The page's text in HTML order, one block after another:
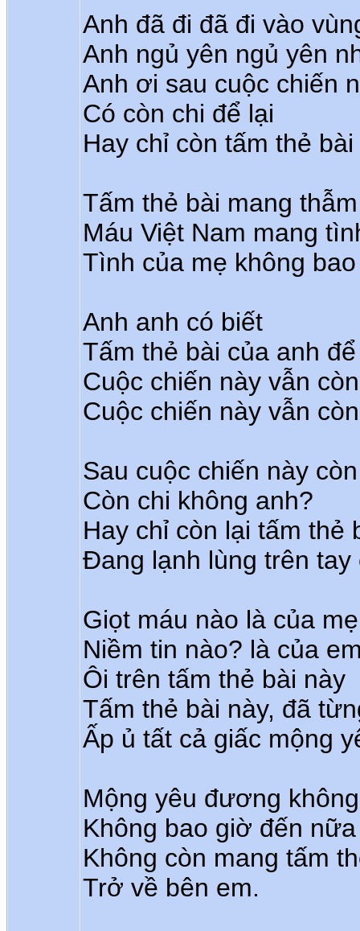
Anh đã đi đã đi vào
Anh ngủ yên ngủ yên
Anh ơi sau cuộc chiến
Có còn chi để lại
Hay chỉ còn tấm thẻ
Tấm thẻ bài mang
Máu Việt Nam mang
Tình của mẹ không
Anh anh có biết
Tấm thẻ bài của anh
Cuộc chiến này vẫn
Cuộc chiến này vẫn
Sau cuộc chiến này
Còn chi không anh?
Hay chỉ còn lại tấm thẻ
Đang lạnh lùng trên tay
Giọt máu nào là của mẹ
Niềm tin nào? là của
Ôi trên tấm thẻ bài này
Tấm thẻ bài này, đã
Ấp ủ tất cả giấc mộng
Mộng yêu đương
Không bao giờ đến
Không còn mang tấm
Trở về bên em.